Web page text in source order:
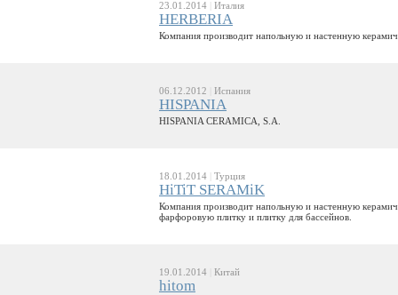
23.01.2014 Италия
HERBERIA
Компания производит напольную и настенную
06.12.2012 Испания
HISPANIA
HISPANIA CERAMICA, S.A.
18.01.2014 Турция
HiTiT SERAMiK
Компания производит напольную и настенную
фарфоровую плитку и плитку для бассейнов.
19.01.2014 Китай
hitom